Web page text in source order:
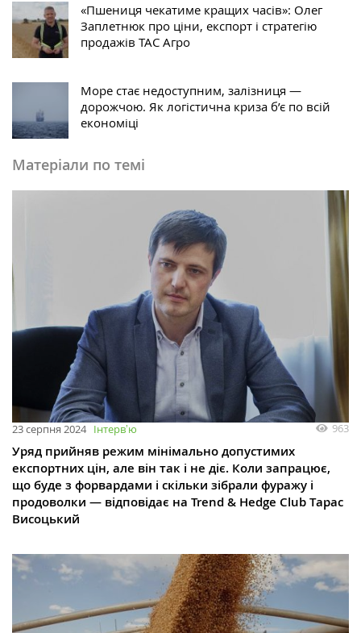
«Пшениця чекатиме кращих часів»: Олег
Заплетнюк про ціни, експорт і стратегію
продажів ТАС Агро
Море стає недоступним, залізниця —
дорожчою. Як логістична криза б’є по всій
економіці
Матеріали по темі
23 серпня 2024 Інтервʼю 963
Уряд прийняв режим мінімально допустимих
експортних цін, але він так і не діє. Коли запрацює,
що буде з форвардами і скільки зібрали фуражу і
продоволки — відповідає на Trend & Hedge Club Тарас
Висоцький